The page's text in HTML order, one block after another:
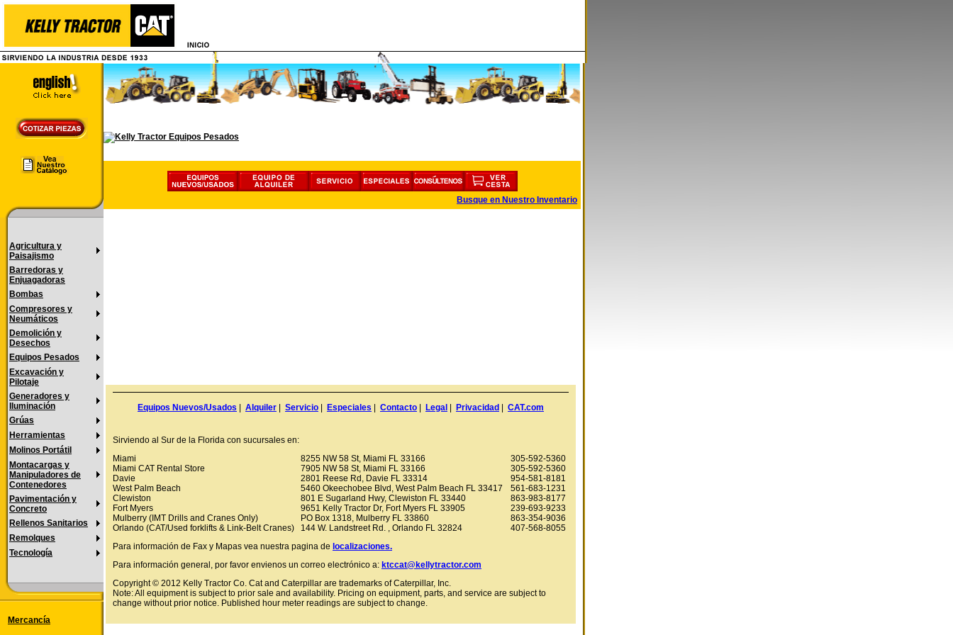
Agricultura y
Paisajismo
Barredoras y
Enjuagadoras
Bombas
Compresores y
Neumáticos
Demolición y
Desechos
Equipos Pesados
Excavación y
Pilotaje
Generadores y
Iluminación
Grúas
Herramientas
Molinos Portátil
Montacargas y
Manipuladores de
Contenedores
Pavimentación y
Concreto
Rellenos Sanitarios
Remolques
Tecnología
Mercancía
Busque en Nuestro Inventario
Equipos Nuevos/Usados Alquiler Servicio Especiales Contacto Legal Privacidad CAT.com
Sirviendo al Sur de la Florida con sucursales en:
Miami
8255 NW 58 St, Miami FL 33166
305-592-5360
Miami CAT Rental Store
7905 NW 58 St, Miami FL 33166
305-592-5360
Davie
2801 Reese Rd, Davie FL 33314
954-581-8181
West Palm Beach
5460 Okeechobee Blvd, West Palm Beach FL 33417
561-683-1231
Clewiston
801 E Sugarland Hwy, Clewiston FL 33440
863-983-8177
Fort Myers
9651 Kelly Tractor Dr, Fort Myers FL 33905
239-693-9233
Mulberry (IMT Drills and Cranes Only)
PO Box 1318, Mulberry FL 33860
863-354-9036
Orlando (CAT/Used forklifts & Link-Belt Cranes)
144 W. Landstreet Rd. , Orlando FL 32824
407-568-8055
Para información de Fax y Mapas vea nuestra pagina de localizaciones.
Para información general, por favor envienos un correo electrónico a: ktccat@kellytractor.com
Copyright © 2012 Kelly Tractor Co. Cat and Caterpillar are trademarks of Caterpillar, Inc.
Note: All equipment is subject to prior sale and availability. Pricing on equipment, parts, and service are subject to
change without prior notice. Published hour meter readings are subject to change.